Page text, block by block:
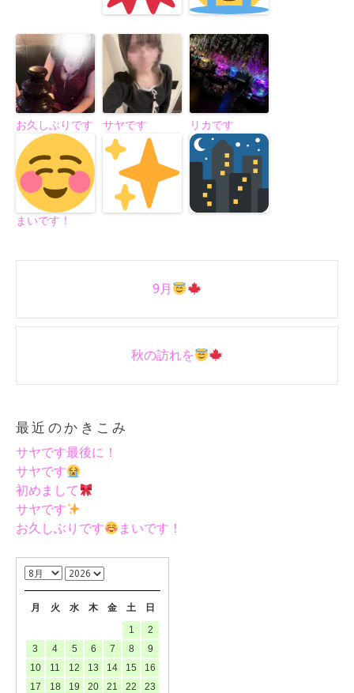
お久しぶりです
まいです！
サヤです リカです
9月
秋の訪れを
最近のかきこみ
サヤです最後に！
サヤです
初めまして
サヤです
お久しぶりです
まいです！
月 火 水 木 金 土 日
1
2
3
4 5 6 7 8
9
10
11 12 13 14 15
16
17
18 19 20 21 22
23